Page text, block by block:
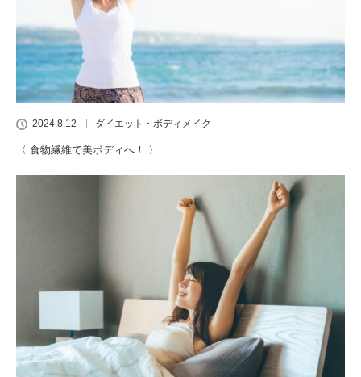
2024.8.12 ダイエット・ボディメイク
〈 食物繊維で美ボディへ！ 〉